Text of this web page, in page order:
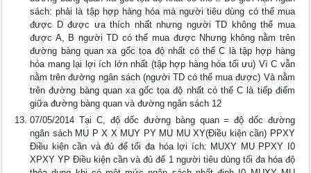
sách: phải là tập hợp hàng hóa mà người tiêu dùng có thể mua
được D được ưa thích nhất nhưng người TD không thể mua
được A, B người TD có thể mua được Nhưng không nằm trên
đường bàng quan xa gốc tọa độ nhất có thể C là tập hợp hàng
hóa mang lại lợi ích lớn nhất (tập hợp hàng hóa tối ưu) Vì C vẫn
nằm trên đường ngân sách (người TD có thể mua được) Và nằm
trên đường bàng quan xa gốc tọa độ nhất có thể C là tiếp điểm
giữa đường bàng quan và đường ngân sách 12
07/05/2014 Tại C, độ dốc đường bàng quan = độ dốc đường
ngân sách MU P X X MUY PY MU MU XY(Điều kiện cần) PPXY
Điều kiện cần và đủ để tối đa hóa lợi ích: MUXY MU PPXY I0
XPXY YP Điều kiện cần và đủ để 1 người tiêu dùng tối đa hóa độ